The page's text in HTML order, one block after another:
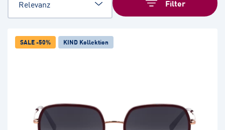
Filter
SALE -50% KIND Kollektion